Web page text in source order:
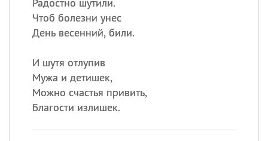
Чтоб болезни унес
День весенний, били.
И шутя отлупив
Мужа и детишек,
Можно счастья привить,
Благости излишек.